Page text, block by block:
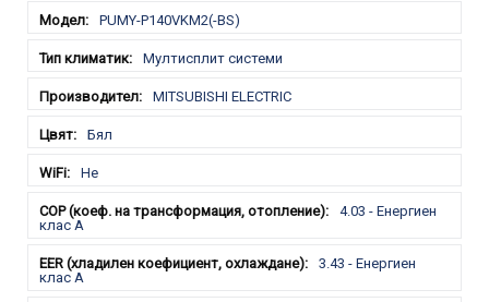
PUMY-P140VKM2(-BS)
Мултисплит системи
MITSUBISHI ELECTRIC
Бял
Не
4.03 - Енергиен
клас А
3.43 - Енергиен
клас A